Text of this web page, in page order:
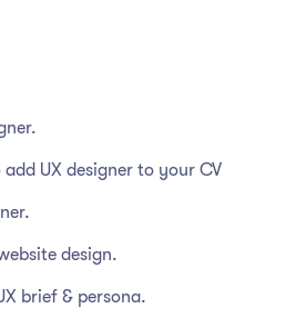
UX designer to your CV
design.
brief & persona.